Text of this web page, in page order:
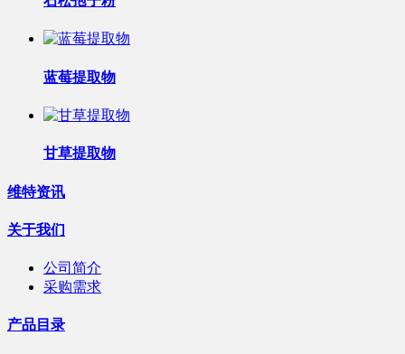
蓝莓提取物
甘草提取物
维特资讯
关于我们
公司简介
采购需求
产品目录